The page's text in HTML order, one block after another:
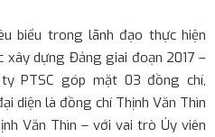
biểu trong lãnh đạo thực hiện
xây dựng Đảng giai đoạn 2017 –
PTSC góp mặt 03 đồng chí,
diện là đồng chí Thịnh Văn Thìn
Văn Thìn – với vai trò Ủy viên